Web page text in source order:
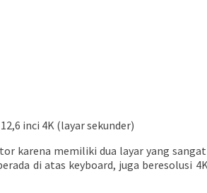
inci 4K (layar sekunder)
karena memiliki dua layar yang
di atas keyboard, juga